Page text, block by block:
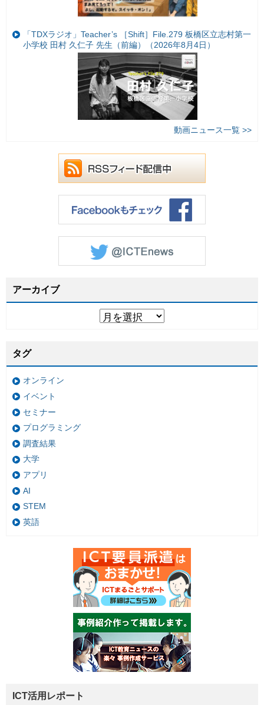
「TDXラジオ」Teacher’s ［Shift］File.279 板橋区立志村第一
小学校 田村 久仁子 先生（前編）（2026年8月4日）
動画ニュース一覧 >>
アーカイブ
タグ
オンライン
イベント
セミナー
プログラミング
調査結果
大学
アプリ
AI
STEM
英語
ICT活用レポート